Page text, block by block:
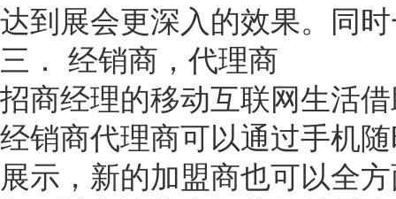
达到展会更深入的效果。同
三． 经销商，代理商
招商经理的移动互联网生活
经销商代理商可以通过手机
展示，新的加盟商也可以全